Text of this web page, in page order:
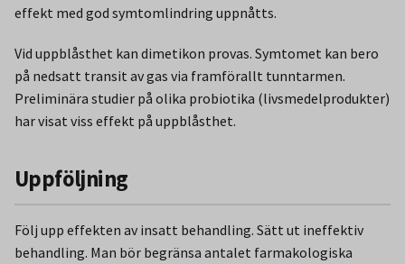
effekt med god symtomlindring uppnåtts.
Vid uppblåsthet kan dimetikon provas. Symtomet kan bero
på nedsatt transit av gas via framförallt tunntarmen.
Preliminära studier på olika probiotika (livsmedelprodukter)
har visat viss effekt på uppblåsthet.
Uppföljning
Följ upp effekten av insatt behandling. Sätt ut ineffektiv
behandling. Man bör begränsa antalet farmakologiska